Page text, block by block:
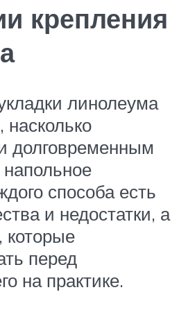
крепления
линолеума
насколько
долговременным
напольное
способа есть
и недостатки, а
которые
перед
на практике.